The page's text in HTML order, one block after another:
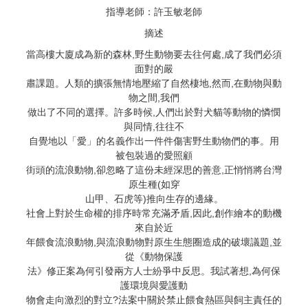
指導老師：許玉敏老師
摘述
當高樓大廈成為新的森林,野生動物要去往何處,成了我們必須
面對的嚴
肅課題。人類的擴張無情地壓縮了自然棲地,然而,在動物與動
物之間,我們
做出了不同的選擇。許多時候,人們出於對犬貓等動物的憐憫
與同情,往往不
自覺地以「愛」的名義作出一件件傷害野生動物們的事。用
被包裝過的愛照顧
街頭的流浪動物,卻忽略了這份未經深思的善意,正悄悄將台灣
原生種(如穿
山甲、石虎等)推向生存的邊緣。
社會上對於生命權的排序時常充滿矛盾,因此,創作繪本的動機
來自於近
年餵食流浪動物,與流浪動物對原生生態圈造成的破壞議題,並
從《動物保護
法》修正案為何引發兩方人士紛爭中反思。我試著想,為何保
護環境與愛護動
物會走向激烈的對立?法案中關於禁止餵食熱區與飼主責任的